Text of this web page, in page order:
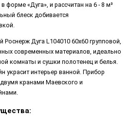
форме «Дуга», и рассчитан на 6 - 8 м³
блеск добивается
Дуга L104010 60x60 групповой,
современных материалов, идеально
комнаты и сушки полотенец и белья.
украсит интерьер ванной. Прибор
кранами Маевского и